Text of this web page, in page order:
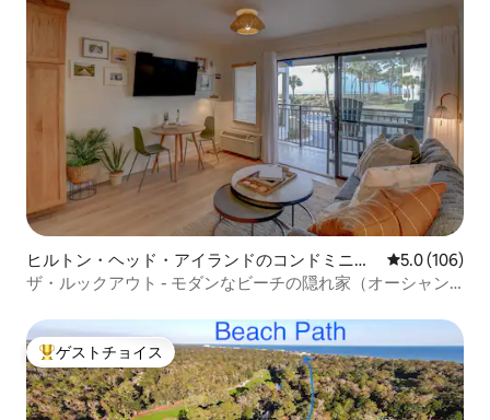
ヒルトン・ヘッド・アイランドのコンドミニア
ム
レビュー106
5.0 (106)
ザ・ルックアウト - モダンなビーチの隠れ家（オーシャン
大好評のゲストチョイスです。
ゲストチョイス